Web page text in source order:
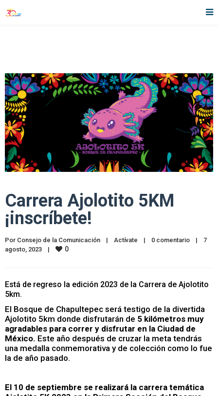
Carrera Ajolotito 5KM
¡inscríbete!
Por Consejo de la Comunicación | Actívate | 0 comentario |
7
agosto, 2023 | 0
Está de regreso la edición 2023 de la Carrera de Ajolotito
5km.
El Bosque de Chapultepec será testigo de la divertida
Ajolotito 5km donde disfrutarán de 5 kilómetros muy
agradables para correr y disfrutar en la Ciudad de
México. Este año después de cruzar la meta tendrás
una medalla conmemorativa y de colección como lo fue
la de año pasado.
El 10 de septiembre se realizará la carrera temática